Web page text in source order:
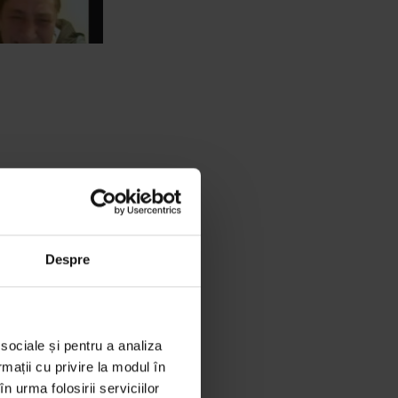
Despre
și pentru a analiza
cu privire la modul în
urma folosirii serviciilor
iar ea a
și să
impusă
de
din